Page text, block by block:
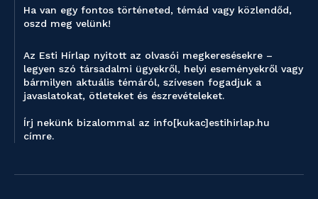
Ha van egy fontos történeted, témád vagy közlendőd,
oszd meg velünk!
Az Esti Hírlap nyitott az olvasói megkeresésekre –
legyen szó társadalmi ügyekről, helyi eseményekről vagy
bármilyen aktuális témáról, szívesen fogadjuk a
javaslatokat, ötleteket és észrevételeket.
Írj nekünk bizalommal az info[kukac]estihirlap.hu
címre.